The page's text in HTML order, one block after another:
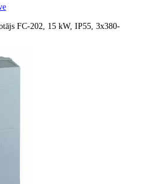
FC-202, 15 kW, IP55, 3x380-